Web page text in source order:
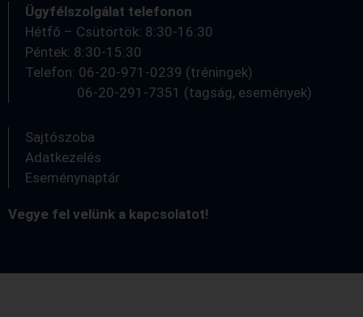
Ügyfélszolgálat telefonon
Hétfő – Csütörtök: 8:30-16:30
Péntek: 8:30-15:30
Telefon: 06-20-971-0239 (tréningek)
06-20-291-7351 (tagság, események)
Sajtószoba
Adatkezelés
Eseménynaptár
Vegye fel velünk a kapcsolatot!